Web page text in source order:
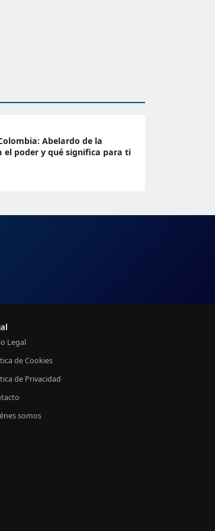
Abelardo de la
el poder y qué significa para ti
Legal
de Cookies
de Privacidad
somos